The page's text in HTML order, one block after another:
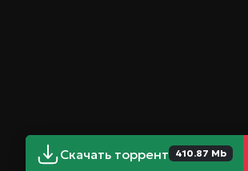
Скачать торрент 410.87 Mb